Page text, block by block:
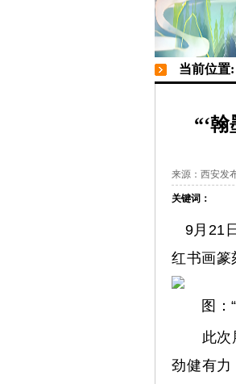
当前位置:
“‘
来源：西安发
关键词：
9月21
红书画篆
图：“‘
此次展
劲健有力